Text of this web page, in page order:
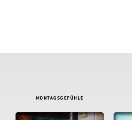
MONTAGSGEFÜHLE